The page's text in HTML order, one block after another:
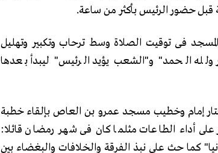
قبل حضور الرئيس بأكثر من ساعة.
فى توقيت الصلاة وسط ترحاب وتكبير وتهليل
ولله الحمد" و"الشعب يؤيد الرئيس" ليبدأ بعدها
إمام وخطيب مسجد عمرو بن العاص بإلقاء خطبة
على أداء الطاعات مثلما كان فى شهر رمضان قائلا:
كما حث على نبذ الفرقة والخلافات والبغضاء بين